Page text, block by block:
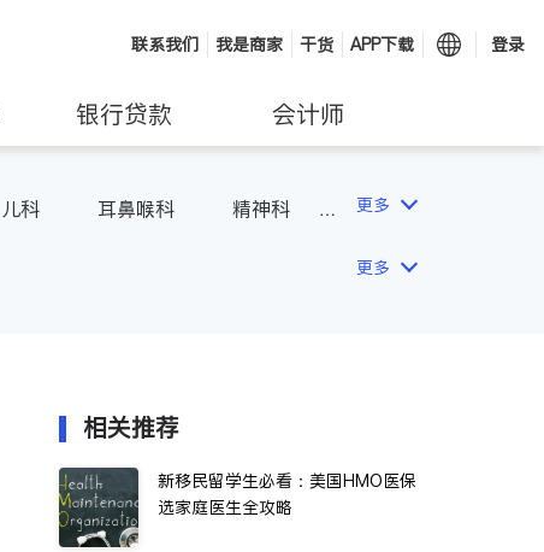
联系我们 我是商家 干货 APP下载 登录
银行贷款 会计师
儿科 耳鼻喉科
精神科
更多
更多
相关推荐
新移民留学生必看：美国HMO医保
选家庭医生全攻略